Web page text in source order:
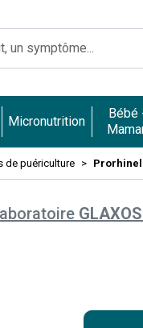
Micronutrition
Bébé
de puériculture Prorhinel